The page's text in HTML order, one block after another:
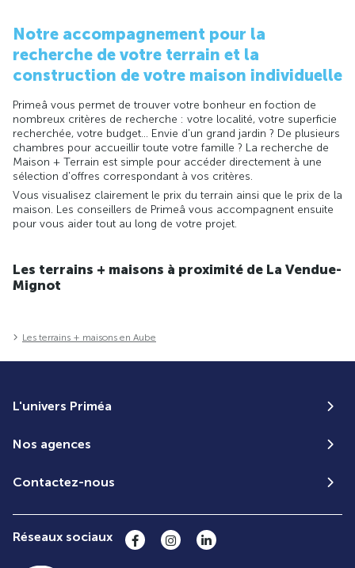
Notre accompagnement pour la
recherche de votre terrain et la
construction de votre maison individuelle
Primeâ vous permet de trouver votre bonheur en foction de
nombreux critères de recherche : votre localité, votre superficie
recherchée, votre budget... Envie d'un grand jardin ? De plusieurs
chambres pour accueillir toute votre famille ? La recherche de
Maison + Terrain est simple pour accéder directement à une
sélection d'offres correspondant à vos critères.
Vous visualisez clairement le prix du terrain ainsi que le prix de la
maison. Les conseillers de Primeâ vous accompagnent ensuite
pour vous aider tout au long de votre projet.
Les terrains + maisons à proximité de La Vendue-
Mignot
Les terrains + maisons en Aube
L'univers Priméa
Nos agences
Contactez-nous
Réseaux sociaux